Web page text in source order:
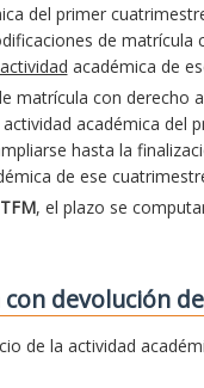
del primer
de matrícula
académica de
matrícula con derecho
académica del
hasta la
de ese
, el plazo se
devolución
de la actividad